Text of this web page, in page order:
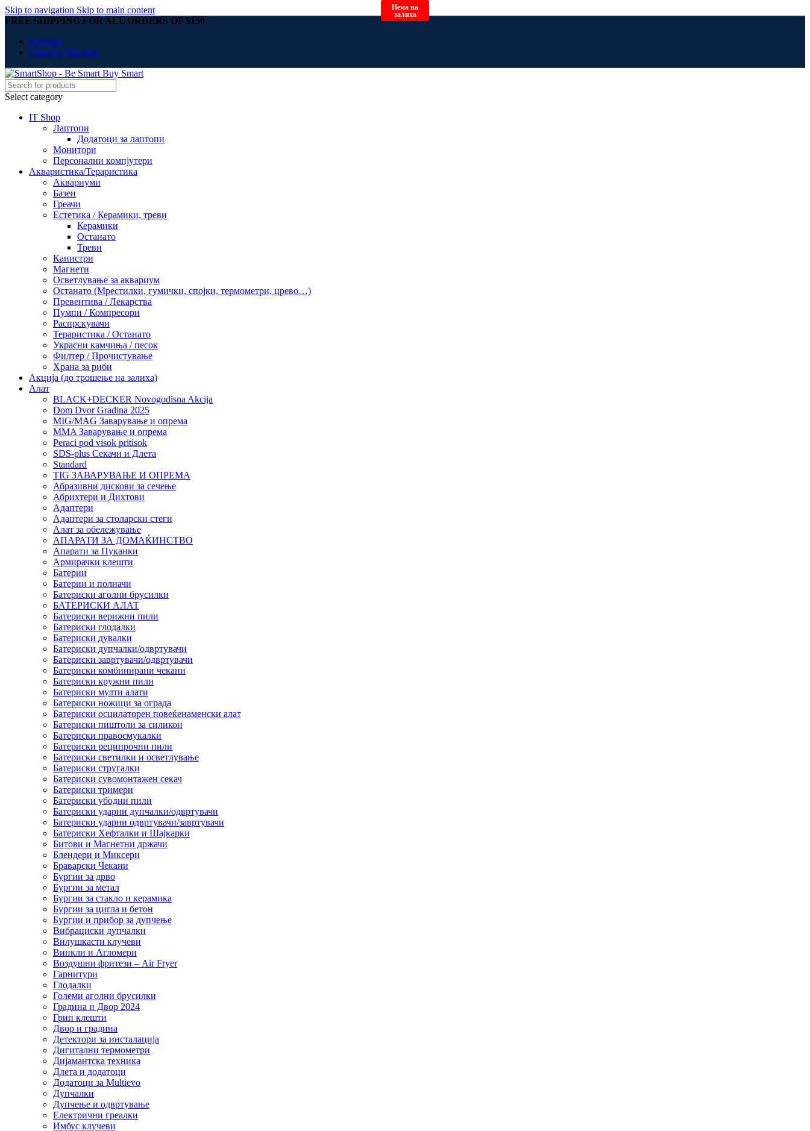
Skip to navigation Skip to main content
FREE SHIPPING FOR ALL ORDERS OF $150
Контакт
Станете Партнер
Select category
IT Shop
Лаптопи
Додатоци за лаптопи
Монитори
Персонални компјутери
Акваристика/Тераристика
Аквариуми
Базен
Греачи
Естетика / Керамики, треви
Керамики
Останато
Треви
Канистри
Магнети
Осветлување за аквариум
Останато (Мрестилки, гумички, спојки, термометри, црево…)
Превентива / Лекарства
Пумпи / Компресори
Распрскувачи
Тераристика / Останато
Украсни камчиња / песок
Филтер / Прочистување
Храна за риби
Акција (до трошење на залиха)
Алат
BLACK+DECKER Novogodisna Akcija
Dom Dvor Gradina 2025
MIG/MAG Заварување и опрема
MMA Заварување и опрема
Peraci pod visok pritisok
SDS-plus Секачи и Длета
Standard
TIG ЗАВАРУВАЊЕ И ОПРЕМА
Абразивни дискови за сечење
Абрихтери и Дихтови
Адаптери
Адаптери за столарски стеги
Алат за обележување
АПАРАТИ ЗА ДОМАЌИНСТВО
Апарати за Пуканки
Армирачки клешти
Батерии
Батерии и полначи
Батериски аголни брусилки
БАТЕРИСКИ АЛАТ
Батериски верижни пили
Батериски глодалки
Батериски дувалки
Батериски дупчалки/одвртувачи
Батериски завртувачи/одвртувачи
Батериски комбинирани чекани
Батериски кружни пили
Батериски мулти алати
Батериски ножици за ограда
Батериски осцилаторен повеќенаменски алат
Батериски пиштоли за силикон
Батериски правосмукалки
Батериски реципрочни пили
Батериски светилки и осветлување
Батериски стругалки
Батериски сувомонтажен секач
Батериски тримери
Батериски убодни пили
Батериски ударни дупчалки/одвртувачи
Батериски ударни одвртувачи/завртувачи
Батериски Хефталки и Шајкарки
Битови и Магнетни држачи
Блендери и Миксери
Браварски Чекани
Бургии за дрво
Бургии за метал
Бургии за стакло и керамика
Бургии за цигла и бетон
Бургии и прибор за дупчење
Вибрациски дупчалки
Вилушкасти клучеви
Винкли и Агломери
Воздушни фритези – Air Fryer
Гарнитури
Глодалки
Големи аголни брусилки
Градина и Двор 2024
Грип клешти
Двор и градина
Детектори за инсталација
Дигитални термометри
Дијамантска техника
Длета и додатоци
Додатоци за Multievo
Дупчалки
Дупчење и одвртување
Електрични греалки
Имбус клучеви
Нема на
залиха